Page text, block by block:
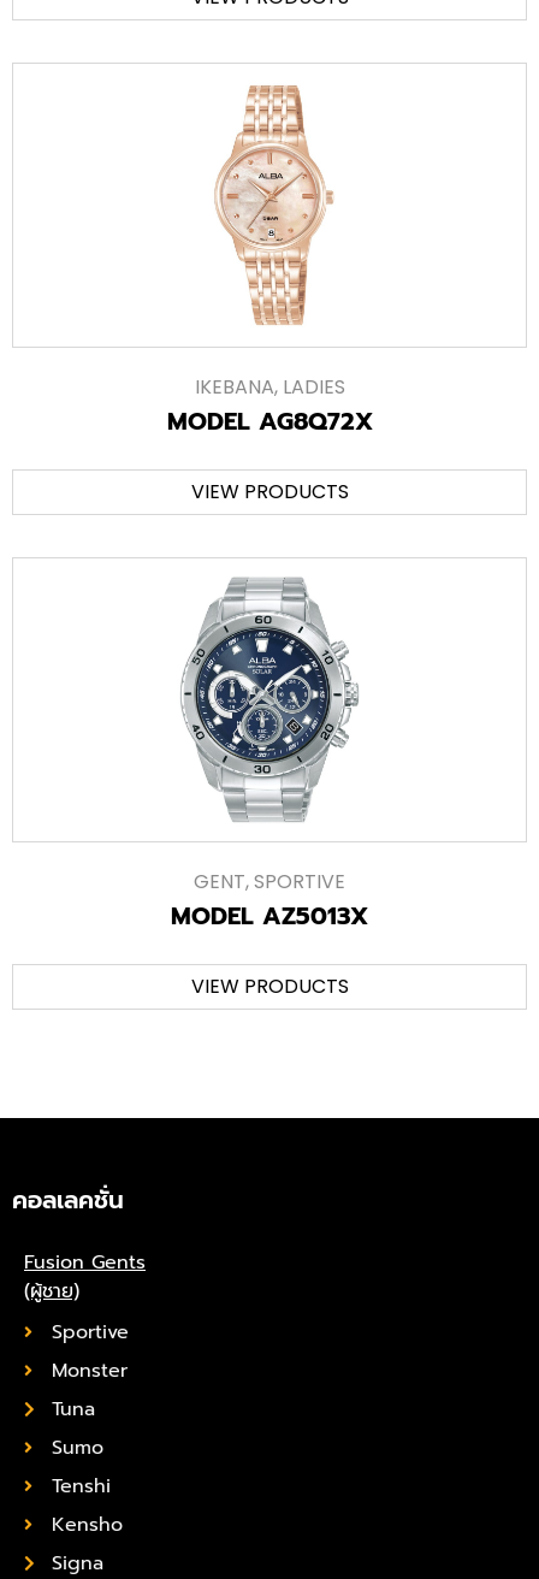
IKEBANA, LADIES
MODEL AG8Q72X
VIEW PRODUCTS
GENT,SPORTIVE
MODEL AZ5013X
VIEW PRODUCTS
คอลเลคชั่น
Fusion Gents
(ผู้ชาย)
Sportive
Monster
Tuna
Sumo
Tenshi
Kensho
Signa